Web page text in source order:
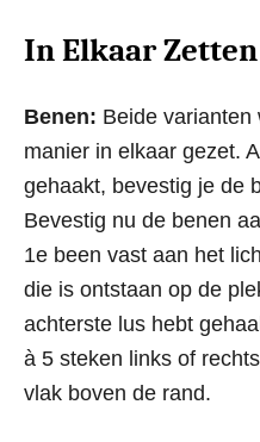
In Elkaar Zetten
Benen: Beide varianten
manier in elkaar gezet.
gehaakt, bevestig je de
Bevestig nu de benen
1e been vast aan het
die is ontstaan op de
achterste lus hebt
à 5 steken links of
vlak boven de rand.